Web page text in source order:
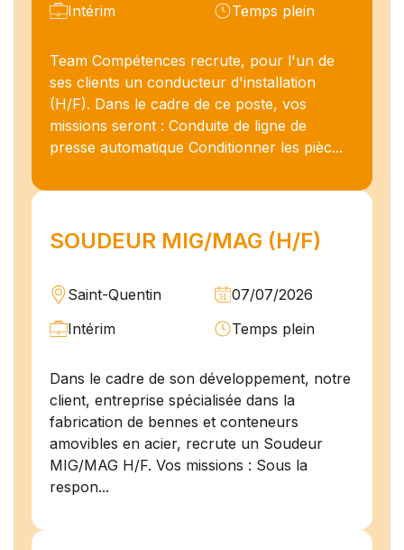
Intérim
Temps plein
Team Compétences recrute, pour l'un de
ses clients un conducteur d'installation
(H/F). Dans le cadre de ce poste, vos
missions seront : Conduite de ligne de
presse automatique Conditionner les pièc...
SOUDEUR MIG/MAG (H/F)
Saint-Quentin
07/07/2026
Intérim
Temps plein
Dans le cadre de son développement, notre
client, entreprise spécialisée dans la
fabrication de bennes et conteneurs
amovibles en acier, recrute un Soudeur
MIG/MAG H/F. Vos missions : Sous la
respon...